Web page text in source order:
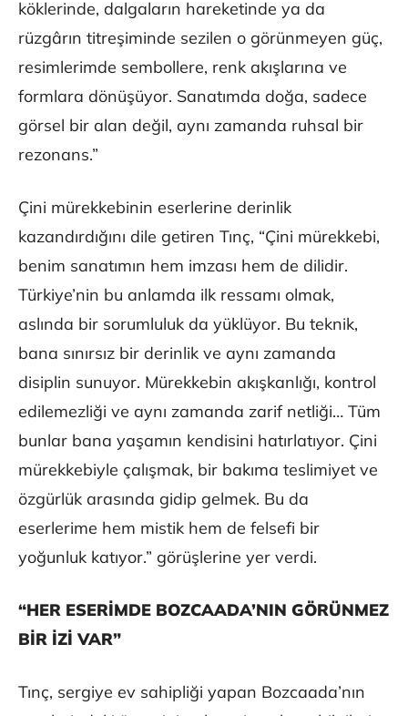
köklerinde, dalgaların hareketinde ya da
rüzgârın titreşiminde sezilen o görünmeyen güç,
resimlerimde sembollere, renk akışlarına ve
formlara dönüşüyor. Sanatımda doğa, sadece
görsel bir alan değil, aynı zamanda ruhsal bir
rezonans.”
Çini mürekkebinin eserlerine derinlik
kazandırdığını dile getiren Tınç, “Çini mürekkebi,
benim sanatımın hem imzası hem de dilidir.
Türkiye’nin bu anlamda ilk ressamı olmak,
aslında bir sorumluluk da yüklüyor. Bu teknik,
bana sınırsız bir derinlik ve aynı zamanda
disiplin sunuyor. Mürekkebin akışkanlığı, kontrol
edilemezliği ve aynı zamanda zarif netliği… Tüm
bunlar bana yaşamın kendisini hatırlatıyor. Çini
mürekkebiyle çalışmak, bir bakıma teslimiyet ve
özgürlük arasında gidip gelmek. Bu da
eserlerime hem mistik hem de felsefi bir
yoğunluk katıyor.” görüşlerine yer verdi.
“HER ESERİMDE BOZCAADA’NIN GÖRÜNMEZ
BİR İZİ VAR”
Tınç, sergiye ev sahipliği yapan Bozcaada’nın